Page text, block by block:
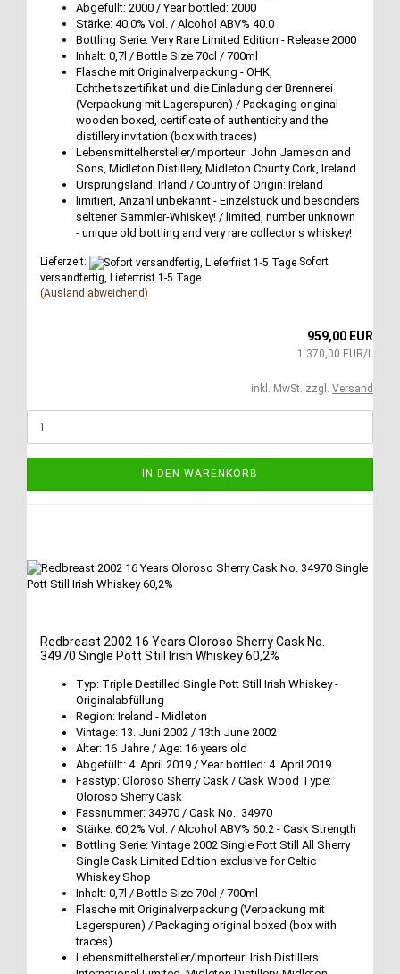
Abgefüllt: 2000 / Year bottled: 2000
Stärke: 40,0% Vol. / Alcohol ABV% 40.0
Bottling Serie: Very Rare Limited Edition - Release 2000
Inhalt: 0,7l / Bottle Size 70cl / 700ml
Flasche mit Originalverpackung - OHK,
Echtheitszertifikat und die Einladung der Brennerei
(Verpackung mit Lagerspuren) / Packaging original
wooden boxed, certificate of authenticity and the
distillery invitation (box with traces)
Lebensmittelhersteller/Importeur: John Jameson and
Sons, Midleton Distillery, Midleton County Cork, Ireland
Ursprungsland: Irland / Country of Origin: Ireland
limitiert, Anzahl unbekannt - Einzelstück und besonders
seltener Sammler-Whiskey! / limited, number unknown
- unique old bottling and very rare collector s whiskey!
Lieferzeit:
Sofort
versandfertig, Lieferfrist 1-5 Tage
(Ausland abweichend)
959,00 EUR
1.370,00 EUR/L
inkl. MwSt. zzgl. Versand
IN DEN WARENKORB
Redbreast 2002 16 Years Oloroso Sherry Cask No.
34970 Single Pott Still Irish Whiskey 60,2%
Typ: Triple Destilled Single Pott Still Irish Whiskey -
Originalabfüllung
Region: Ireland - Midleton
Vintage: 13. Juni 2002 / 13th June 2002
Alter: 16 Jahre / Age: 16 years old
Abgefüllt: 4. April 2019 / Year bottled: 4. April 2019
Fasstyp: Oloroso Sherry Cask / Cask Wood Type:
Oloroso Sherry Cask
Fassnummer: 34970 / Cask No.: 34970
Stärke: 60,2% Vol. / Alcohol ABV% 60.2 - Cask Strength
Bottling Serie: Vintage 2002 Single Pott Still All Sherry
Single Cask Limited Edition exclusive for Celtic
Whiskey Shop
Inhalt: 0,7l / Bottle Size 70cl / 700ml
Flasche mit Originalverpackung (Verpackung mit
Lagerspuren) / Packaging original boxed (box with
traces)
Lebensmittelhersteller/Importeur: Irish Distillers